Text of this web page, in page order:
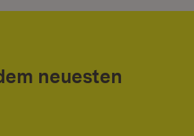
neuesten